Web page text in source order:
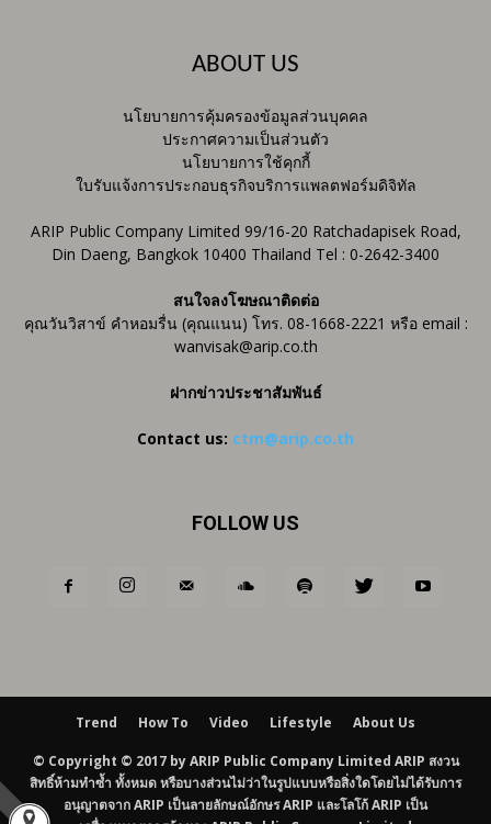
ABOUT US
นโยบายการคุ้มครองข้อมูลส่วนบุคคล
ประกาศความเป็นส่วนตัว
นโยบายการใช้คุกกี้
ใบรับแจ้งการประกอบธุรกิจบริการแพลตฟอร์มดิจิทัล
ARIP Public Company Limited 99/16-20 Ratchadapisek Road,
Din Daeng, Bangkok 10400 Thailand Tel : 0-2642-3400
สนใจลงโฆษณาติดต่อ
คุณวันวิสาข์ คำหอมรื่น (คุณแนน) โทร. 08-1668-2221 หรือ email :
wanvisak@arip.co.th
ฝากข่าวประชาสัมพันธ์
Contact us: ctm@arip.co.th
FOLLOW US
Trend How To Video Lifestyle About Us
© Copyright © 2017 by ARIP Public Company Limited ARIP สงวน
สิทธิ์ห้ามทำซ้ำ ทั้งหมด หรือบางส่วนไม่ว่าในรูปแบบหรือสิ่งใดโดยไม่ได้รับการ
อนุญาตจาก ARIP เป็นลายลักษณ์อักษร ARIP และโลโก้ ARIP เป็น